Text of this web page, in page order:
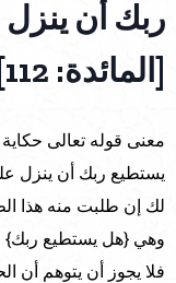
ربك أن ينزل
[المائدة: 112]
معنى قوله تعالى
يستطيع ربك أن ينزل
لك إن طلبت منه هذا
وهي {هل يستطيع ربك}
فلا يجوز أن يتوهم أن